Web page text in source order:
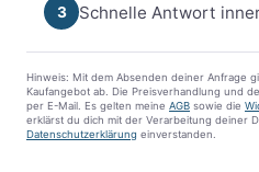
3 Schnelle Antwort
Hinweis: Mit dem Absenden deiner Anfrage
Kaufangebot ab. Die Preisverhandlung und
per E-Mail. Es gelten meine AGB sowie die
erklärst du dich mit der Verarbeitung deiner
Datenschutzerklärung einverstanden.